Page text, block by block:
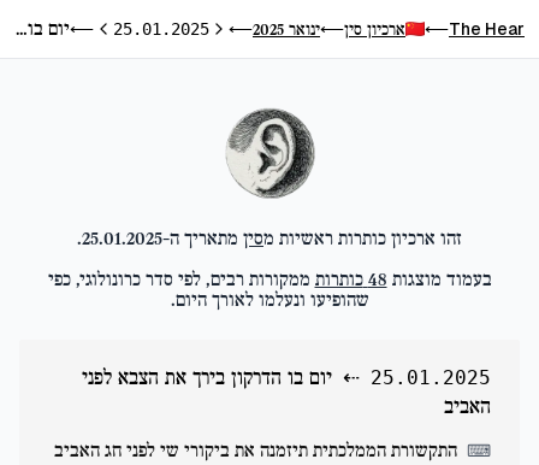
The Hear
⟵ ארכיון סין⟵ינואר 2025 ⟵היום הקודם
25.01.2025 היום הבא
⟵ יום בו הדרקון בירך את הצבא לפני האביב
זהו ארכיון כותרות ראשיות מסין מתאריך ה-25.01.2025
.
בעמוד מוצגות 48 כותרות ממקורות רבים, לפי סדר כרונולוגי, כפי
שהופיעו ונעלמו לאורך היום.
25.01.2025
⇠ יום בו הדרקון בירך את הצבא לפני
האביב
⌨ התקשורת הממלכתית תיזמנה את ביקורי שי לפני חג האביב